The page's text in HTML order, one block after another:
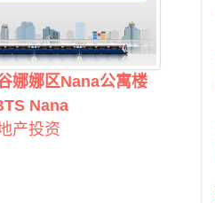
娜娜区Nana公寓楼
Nana
产投资